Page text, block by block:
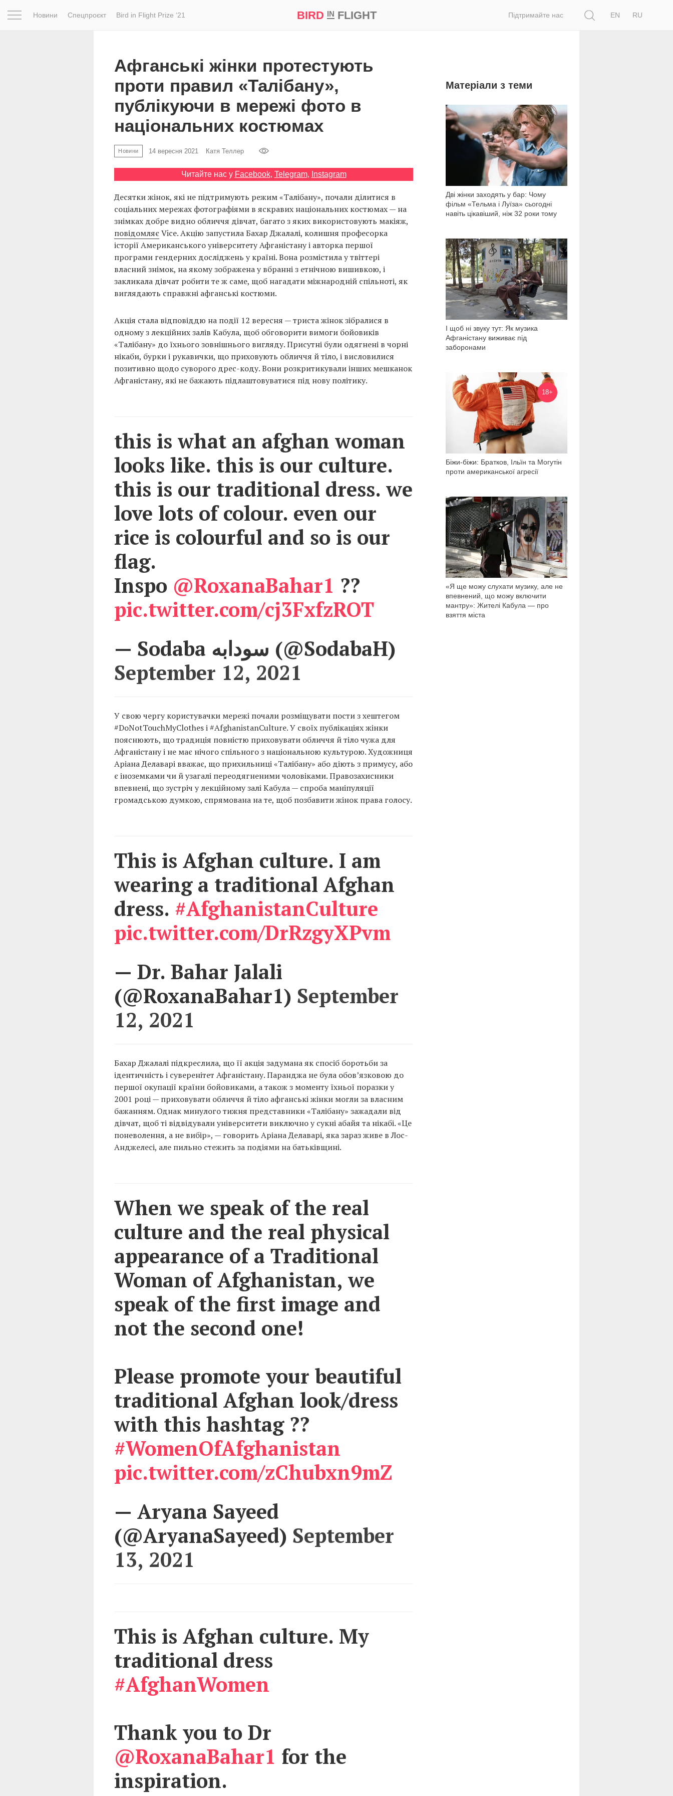
Новини Спецпроєкт Bird in Flight Prize ‘21 BIRD INFLIGHT Підтримайте нас
EN
RU
Афганські жінки протестують
проти правил «Талібану»,
публікуючи в мережі фото в
національних костюмах
Новини 14 вересня 2021 Катя Теллер
Читайте нас у Facebook, Telegram, Instagram
Десятки жінок, які не підтримують режим «Талібану», почали ділитися в
соціальних мережах фотографіями в яскравих національних костюмах — на
знімках добре видно обличчя дівчат, багато з яких використовують макіяж,
повідомляєVice. Акцію запустила Бахар Джалалі, колишня професорка
історії Американського університету Афганістану і авторка першої
програми гендерних досліджень у країні. Вона розмістила у твіттері
власний знімок, на якому зображена у вбранні з етнічною вишивкою, і
закликала дівчат робити те ж саме, щоб нагадати міжнародній спільноті, як
виглядають справжні афганські костюми.
Акція стала відповіддю на події 12 вересня — триста жінок зібралися в
одному з лекційних залів Кабула, щоб обговорити вимоги бойовиків
«Талібану» до їхнього зовнішнього вигляду. Присутні були одягнені в чорні
нікаби, бурки і рукавички, що приховують обличчя й тіло, і висловилися
позитивно щодо суворого дрес-коду. Вони розкритикували інших мешканок
Афганістану, які не бажають підлаштовуватися під нову політику.
this is what an afghan woman
looks like. this is our culture.
this is our traditional dress. we
love lots of colour. even our
rice is colourful and so is our
flag.
Inspo @RoxanaBahar1 ??
pic.twitter.com/cj3FxfzROT
— Sodaba سودابه (@SodabaH)
September 12, 2021
У свою чергу користувачки мережі почали розміщувати пости з хештегом
#DoNotTouchMyClothes і #AfghanistanCulture. У своїх публікаціях жінки
пояснюють, що традиція повністю приховувати обличчя й тіло чужа для
Афганістану і не має нічого спільного з національною культурою. Художниця
Аріана Делаварі вважає, що прихильниці «Талібану» або діють з примусу, або
є іноземками чи й узагалі переодягненими чоловіками. Правозахисники
впевнені, що зустріч у лекційному залі Кабула — спроба маніпуляції
громадською думкою, спрямована на те, щоб позбавити жінок права голосу.
This is Afghan culture. I am
wearing a traditional Afghan
dress. #AfghanistanCulture
pic.twitter.com/DrRzgyXPvm
— Dr. Bahar Jalali
(@RoxanaBahar1) September
12, 2021
Бахар Джалалі підкреслила, що її акція задумана як спосіб боротьби за
ідентичність і суверенітет Афганістану. Паранджа не була обов’язковою до
першої окупації країни бойовиками, а також з моменту їхньої поразки у
2001 році — приховувати обличчя й тіло афганські жінки могли за власним
бажанням. Однак минулого тижня представники «Талібану» зажадали від
дівчат, щоб ті відвідували університети виключно у сукні абайя та нікабі. «Це
поневолення, а не вибір», — говорить Аріана Делаварі, яка зараз живе в Лос-
Анджелесі, але пильно стежить за подіями на батьківщині.
When we speak of the real
culture and the real physical
appearance of a Traditional
Woman of Afghanistan, we
speak of the first image and
not the second one!
Please promote your beautiful
traditional Afghan look/dress
with this hashtag ??
#WomenOfAfghanistan
pic.twitter.com/zChubxn9mZ
— Aryana Sayeed
(@AryanaSayeed) September
13, 2021
This is Afghan culture. My
traditional dress
#AfghanWomen
Thank you to Dr
@RoxanaBahar1 for the
inspiration.
Матеріали з теми
Дві жінки заходять у бар: Чому
фільм «Тельма і Луїза» сьогодні
навіть цікавіший, ніж 32 роки тому
5 211
І щоб ні звуку тут: Як музика
Афганістану виживає під
заборонами
2 418
18+
Біжи-біжи: Братков, Ільїн та Могутін
проти американської агресії
2 968
«Я ще можу слухати музику, але не
впевнений, що можу включити
мантру»: Жителі Кабула — про
взяття міста
14 587